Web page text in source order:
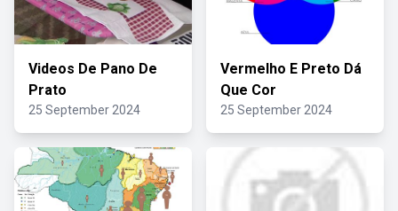
Videos De Pano De
Prato
25 September 2024
Vermelho E Preto Dá
Que Cor
25 September 2024